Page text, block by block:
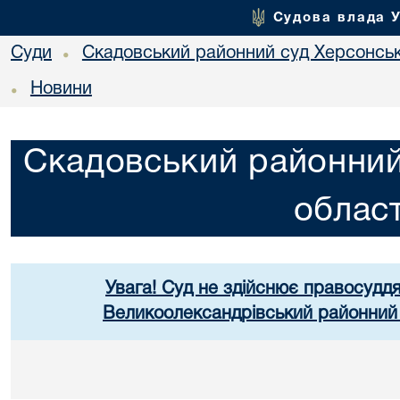
Судова влада
Суди • Скадовський районний суд
• Новини
Скадовський
Увага! Суд не здійснює
Великоолександрівський